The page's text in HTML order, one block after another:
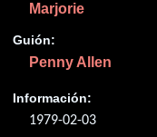
Marjorie
Guión:
Penny Allen
Información:
1979-02-03